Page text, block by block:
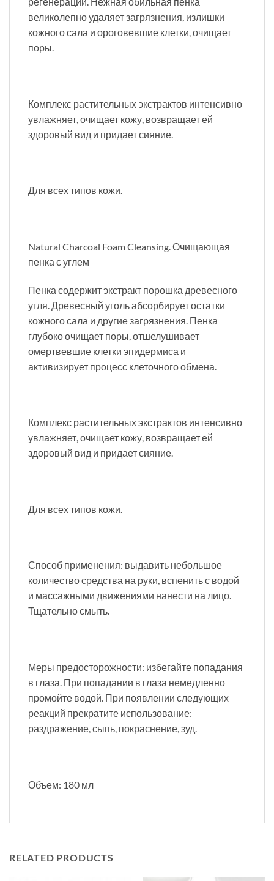
великолепно удаляет загрязнения, излишки
кожного сала и ороговевшие клетки, очищает
поры.
Комплекс растительных экстрактов интенсивно
увлажняет, очищает кожу, возвращает ей
здоровый вид и придает сияние.
Для всех типов кожи.
Natural Charcoal Foam Cleansing. Очищающая
пенка с углем
Пенка содержит экстракт порошка древесного
угля. Древесный уголь абсорбирует остатки
кожного сала и другие загрязнения. Пенка
глубоко очищает поры, отшелушивает
омертвевшие клетки эпидермиса и
активизирует процесс клеточного обмена.
Комплекс растительных экстрактов интенсивно
увлажняет, очищает кожу, возвращает ей
здоровый вид и придает сияние.
Для всех типов кожи.
Способ применения: выдавить небольшое
количество средства на руки, вспенить с водой
и массажными движениями нанести на лицо.
Тщательно смыть.
Меры предосторожности: избегайте попадания
в глаза. При попадании в глаза немедленно
промойте водой. При появлении следующих
реакций прекратите использование:
раздражение, сыпь, покраснение, зуд.
Объем: 180 мл
RELATED PRODUCTS